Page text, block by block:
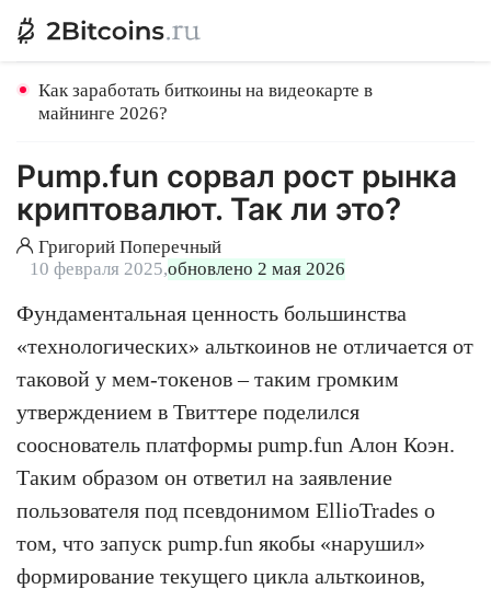
Как заработать биткоины на видеокарте в
майнинге 2026?
Pump.fun сорвал рост рынка
криптовалют. Так ли это?
Григорий Поперечный
10 февраля 2025,обновлено 2 мая 2026
Фундаментальная ценность большинства
«технологических» альткоинов не отличается от
таковой у мем-токенов – таким громким
утверждением в Твиттере поделился
сооснователь платформы pump.fun Алон Коэн.
Таким образом он ответил на заявление
пользователя под псевдонимом EllioTrades о
том, что запуск pump.fun якобы «нарушил»
формирование текущего цикла альткоинов,